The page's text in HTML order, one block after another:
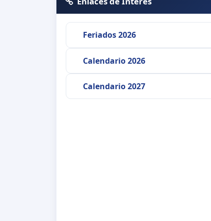
Feriados 2026
Calendario 2026
Calendario 2027